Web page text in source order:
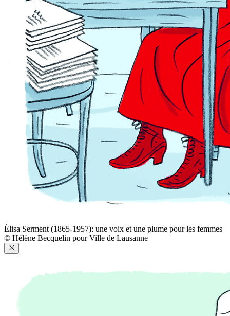
Élisa Serment (1865-1957): une voix et une plume pour les femmes
© Hélène Becquelin pour Ville de Lausanne